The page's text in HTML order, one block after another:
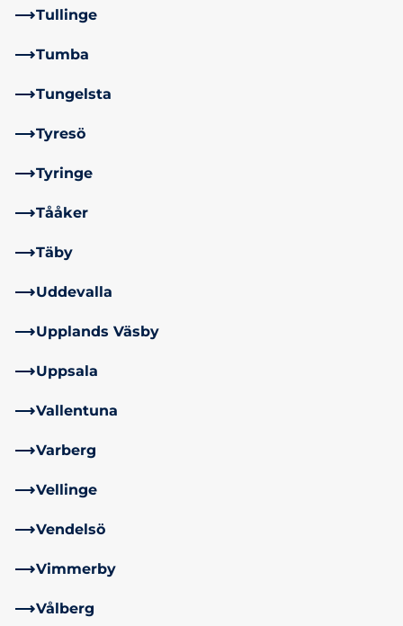
Tullinge
Tumba
Tungelsta
Tyresö
Tyringe
Tååker
Täby
Uddevalla
Upplands Väsby
Uppsala
Vallentuna
Varberg
Vellinge
Vendelsö
Vimmerby
Vålberg